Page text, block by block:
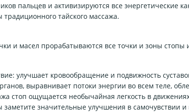
пальцев и активизируются все энергетические
тайского массажа.
и масел прорабатываются все точки и зоны стопы
улучшает кровообращение и подвижность
выравнивает потоки энергии во всем теле,
стоп ощущается необычайная легкость в
заметите значительные улучшения в самочувствии и